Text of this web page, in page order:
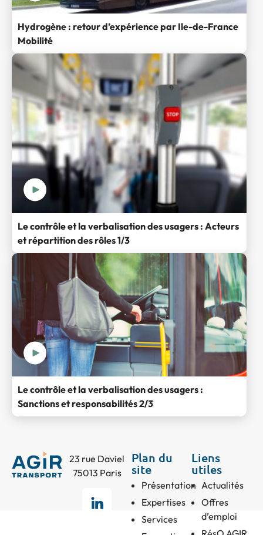
Hydrogène : retour d’expérience par Ile-de-France
Mobilité
Le contrôle et la verbalisation des usagers : Acteurs
et répartition des rôles 1/3
Le contrôle et la verbalisation des usagers :
Sanctions et responsabilités 2/3
23 rue Daviel
75013 Paris
Plan du
site
Présentation
Expertises
Services
Liens
utiles
Actualités
Offres
d’emploi